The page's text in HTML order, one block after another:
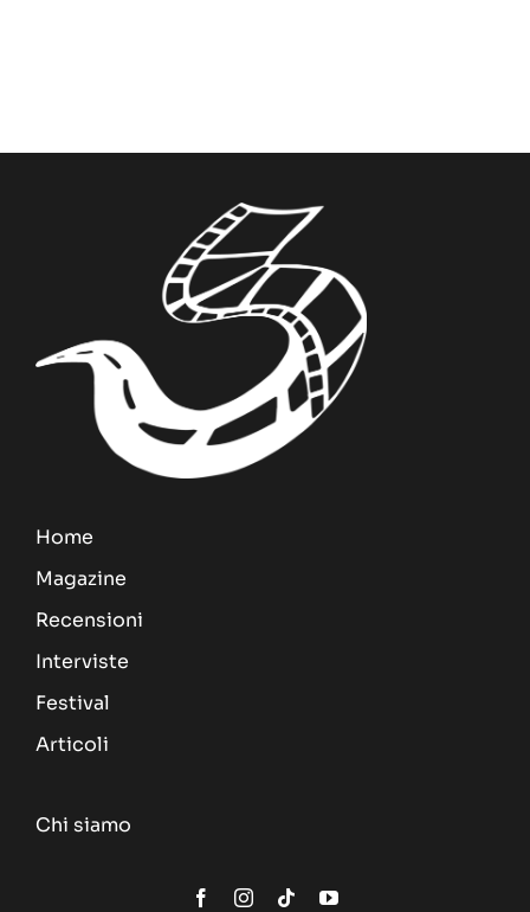
Home
Magazine
Recensioni
Interviste
Festival
Articoli
Chi siamo